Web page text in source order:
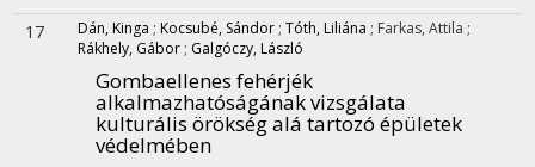
17 Dán, Kinga ; Kocsubé, Sándor ; Tóth, Liliána ; Farkas, Attila ;
Rákhely, Gábor ; Galgóczy, László
Gombaellenes fehérjék
alkalmazhatóságának vizsgálata
kulturális örökség alá tartozó épületek
védelmében